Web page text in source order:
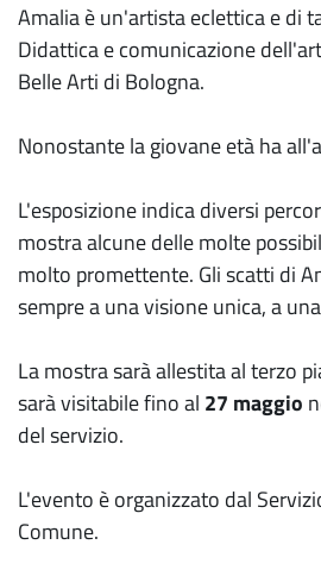
Amalia è un'artista eclettica e di
Didattica e comunicazione
Belle Arti di Bologna.
Nonostante la giovane età ha
L'esposizione indica diversi
mostra alcune delle molte
molto promettente. Gli scatti di
sempre a una visione unica, a
La mostra sarà allestita al terzo
sarà visitabile fino al 27 maggio
del servizio.
L'evento è organizzato dal
Comune.